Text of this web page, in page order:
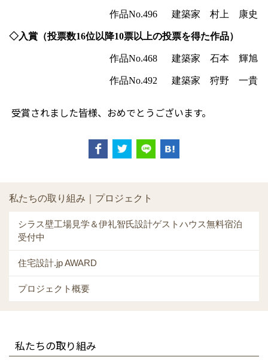
作品No.496 建築家 村上 康史
◇入賞（投票数16位以降10票以上の投票を得た作品）
作品No.468 建築家 石本 輝旭
作品No.492 建築家 狩野 一貴
受賞されました皆様、おめでとうございます。
私たちの取り組み｜プロジェクト
シラス壁工場見学＆伊礼智氏設計ゲストハウス無料宿泊
受付中
住宅設計.jp AWARD
プロジェクト概要
私たちの取り組み